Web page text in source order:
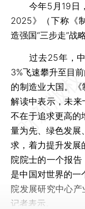
今年5月19日，
2025》（下称《
造强国“三步走”战
过去25年，中
3%飞速攀升至目
的制造业大国。
解读中表示，未
不在于追求更高的
量为先、绿色发展
求，着力提升发展
院院士的一个报
是中国对世界的一
院发展研究中心
记者表示。